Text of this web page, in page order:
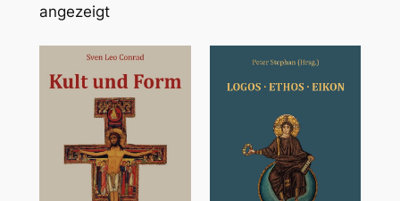
angezeigtNach
sortiert